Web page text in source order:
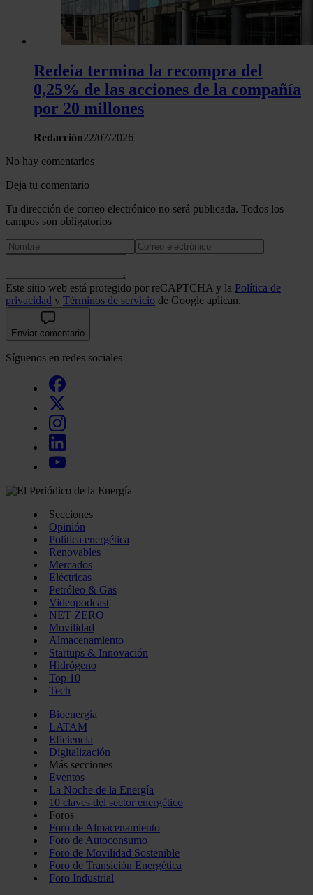
Redeia termina la recompra del
0,25% de las acciones de la compañía
por 20 millones
Redacción22/07/2026
No hay comentarios
Deja tu comentario
Tu dirección de correo electrónico no será publicada. Todos los
campos son obligatorios
Este sitio web está protegido por reCAPTCHA y la Política de
privacidad y Términos de servicio de Google aplican.
Enviar comentario
Síguenos en redes sociales
Secciones
Opinión
Política energética
Renovables
Mercados
Eléctricas
Petróleo & Gas
Videopodcast
NET ZERO
Movilidad
Almacenamiento
Startups & Innovación
Hidrógeno
Top 10
Tech
Bioenergía
LATAM
Eficiencia
Digitalización
Más secciones
Eventos
La Noche de la Energía
10 claves del sector energético
Foros
Foro de Almacenamiento
Foro de Autoconsumo
Foro de Movilidad Sostenible
Foro de Transición Energética
Foro Industrial